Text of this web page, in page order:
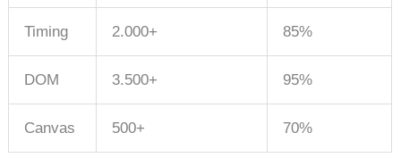
Timing 2.000+ 85%
DOM 3.500+ 95%
Canvas 500+ 70%